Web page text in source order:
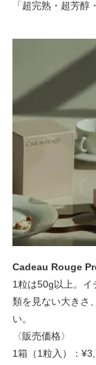
「超完熟・超芳醇
Cadeau Rouge
1粒は50g以上。イ
類を見ない大きさ
い。
〈販売価格〉
1箱（1粒入）：